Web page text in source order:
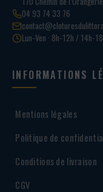
04 93 74 33 76
Lun-Ven · 8h-12h / 14h-
INFORMATIONS
Mentions légales
Politique de
Conditions de livraison
CGV